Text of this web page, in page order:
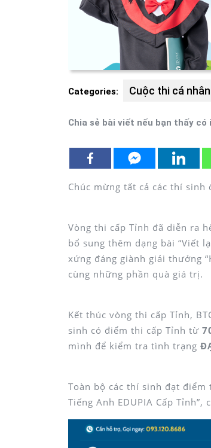
Categories: Cuộc thi cá nhân
Chia sẻ bài viết nếu bạn thấy có
Chúc mừng tất cả các thí
Vòng thi cấp Tỉnh đã diễn ra
bổ sung thêm dạng bài “Viết
xứng đáng giành giải thưởng
cùng những phần quà giá trị.
Kết thúc vòng thi cấp Tỉnh,
sinh có điểm thi cấp Tỉnh từ
mình để kiểm tra tình trạng
Toàn bộ các thí sinh đạt điểm
Tiếng Anh EDUPIA Cấp